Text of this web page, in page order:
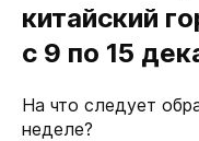
китайский
с 9 по 15
На что следует
неделе?